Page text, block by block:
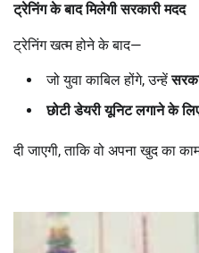
ट्रेनिंग के बाद मिलेगी सरकारी मदद
ट्रेनिंग खत्म होने के बाद—
जो युवा काबिल होंगे, उन्हें
छोटी डेयरी यूनिट लगाने के
दी जाएगी, ताकि वो अपना खुद का